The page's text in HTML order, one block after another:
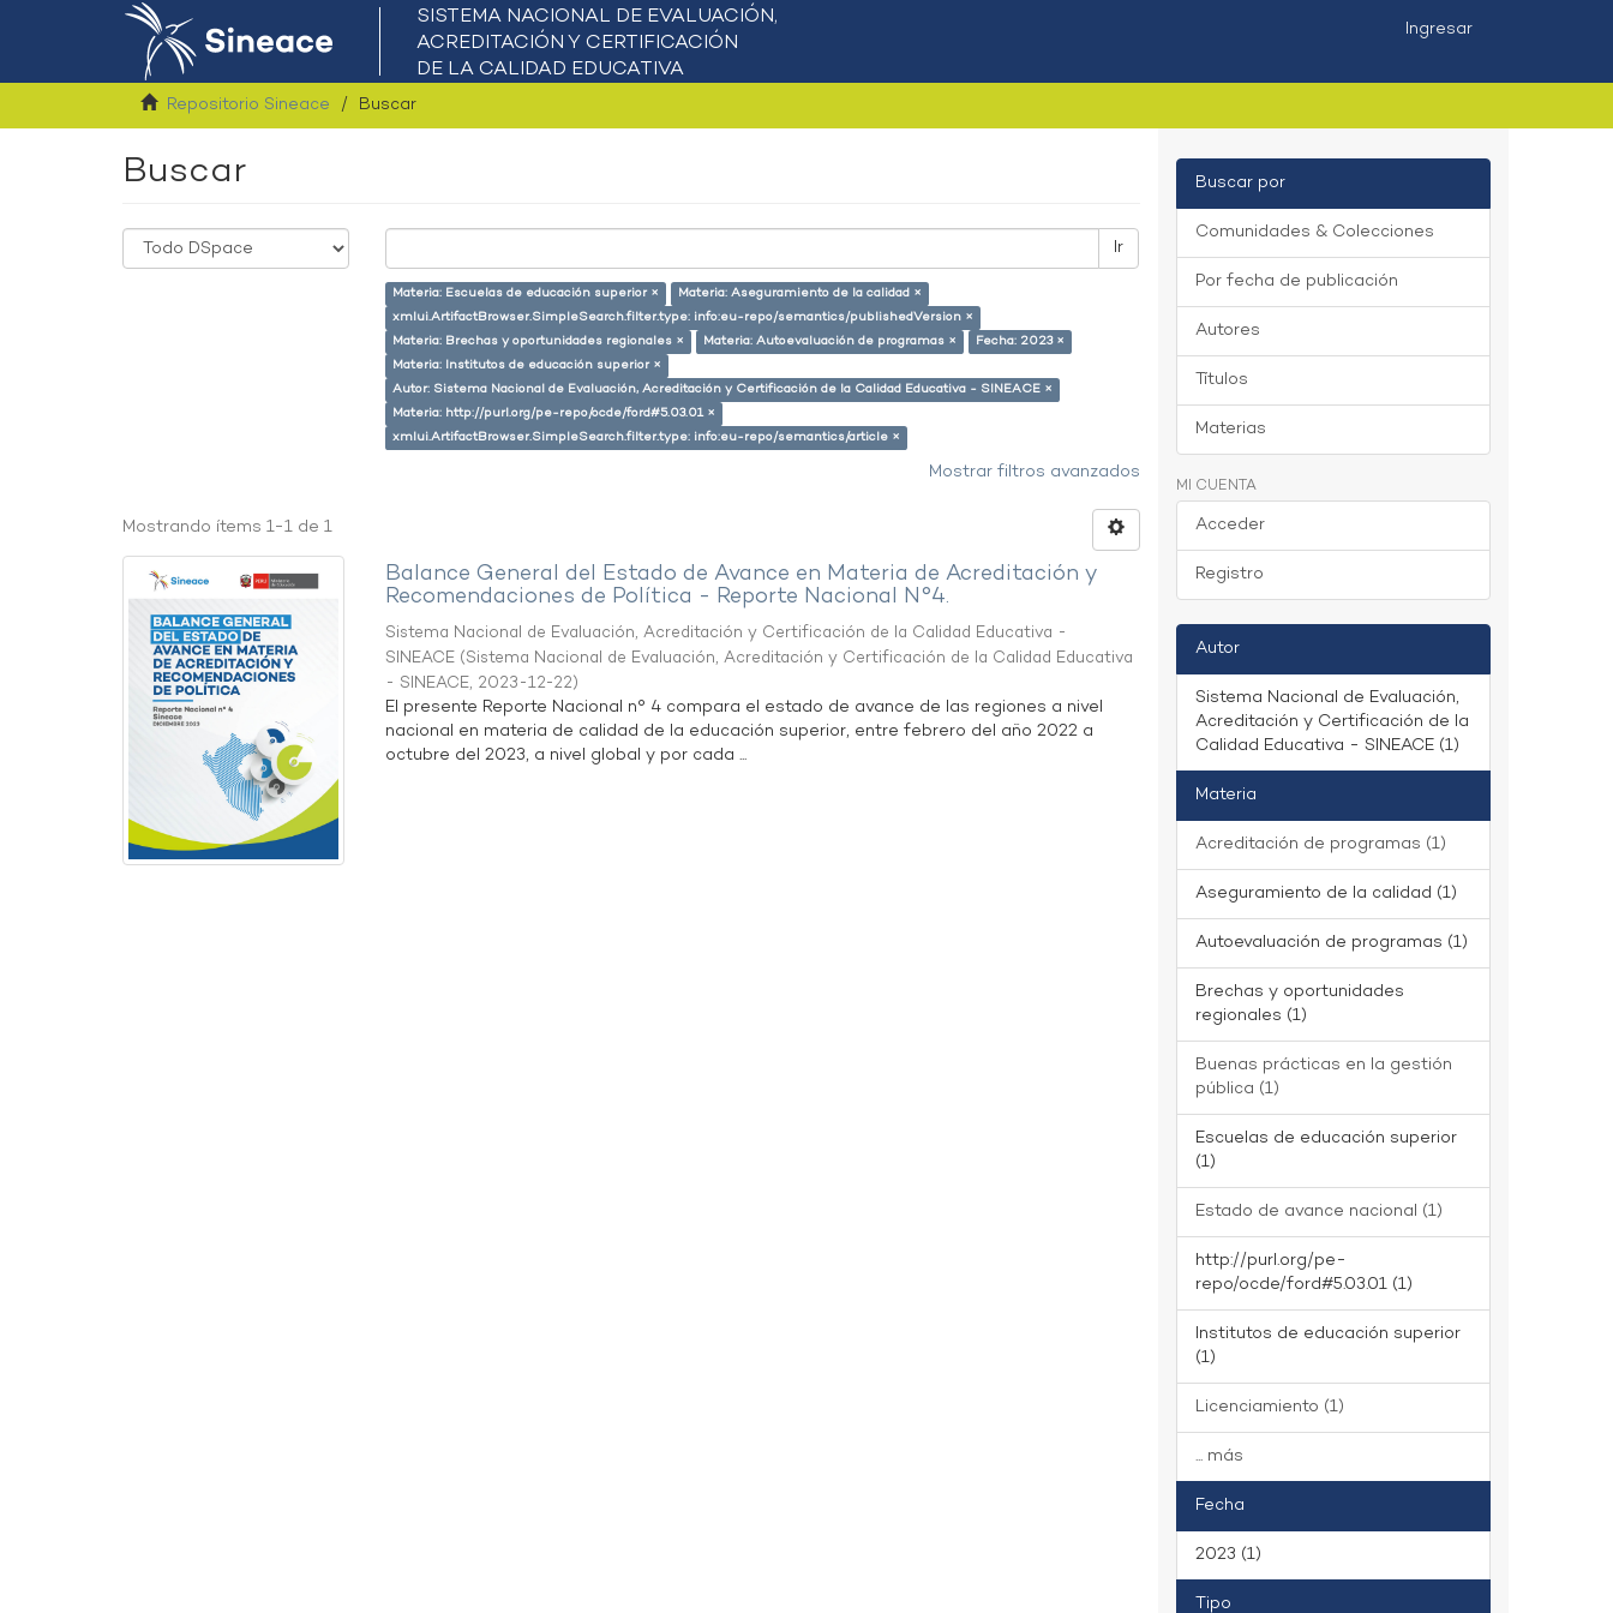
Ingresar
Repositorio Sineace Buscar
Buscar
Ir
Materia: Escuelas de educación superior ×
Materia: Aseguramiento de la calidad ×
xmlui.ArtifactBrowser.SimpleSearch.filter.type: info:eu-repo/semantics/publishedVersion ×
Materia: Brechas y oportunidades regionales ×
Materia: Autoevaluación de programas ×
Fecha: 2023 ×
Materia: Institutos de educación superior ×
Autor: Sistema Nacional de Evaluación, Acreditación y Certificación de la Calidad Educativa - SINEACE ×
Materia: http://purl.org/pe-repo/ocde/ford#5.03.01 ×
xmlui.ArtifactBrowser.SimpleSearch.filter.type: info:eu-repo/semantics/article ×
Mostrar filtros avanzados
Mostrando ítems 1-1 de 1
Balance General del Estado de Avance en Materia de Acreditación y
Recomendaciones de Política - Reporte Nacional N°4.
Sistema Nacional de Evaluación, Acreditación y Certificación de la Calidad Educativa -
SINEACE (Sistema Nacional de Evaluación, Acreditación y Certificación de la Calidad Educativa
- SINEACE, 2023-12-22)
El presente Reporte Nacional n° 4 compara el estado de avance de las regiones a nivel
nacional en materia de calidad de la educación superior, entre febrero del año 2022 a
octubre del 2023, a nivel global y por cada ...
Buscar por
Comunidades & Colecciones
Por fecha de publicación
Autores
Títulos
Materias
MI CUENTA
Acceder
Registro
Autor
Sistema Nacional de Evaluación,
Acreditación y Certificación de la
Calidad Educativa - SINEACE (1)
Materia
Acreditación de programas (1)
Aseguramiento de la calidad (1)
Autoevaluación de programas (1)
Brechas y oportunidades
regionales (1)
Buenas prácticas en la gestión
pública (1)
Escuelas de educación superior
(1)
Estado de avance nacional (1)
http://purl.org/pe-
repo/ocde/ford#5.03.01 (1)
Institutos de educación superior
(1)
Licenciamiento (1)
... más
Fecha
2023 (1)
Tipo